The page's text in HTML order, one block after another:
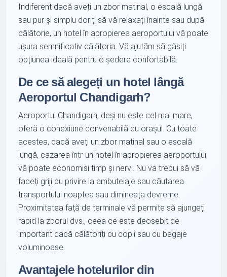
Indiferent dacă aveți un zbor matinal, o escală lungă
sau pur și simplu doriți să vă relaxați înainte sau după
călătorie, un hotel în apropierea aeroportului vă poate
ușura semnificativ călătoria. Vă ajutăm să găsiți
opțiunea ideală pentru o ședere confortabilă.
De ce să alegeți un hotel lângă
Aeroportul Chandigarh?
Aeroportul Chandigarh, deși nu este cel mai mare,
oferă o conexiune convenabilă cu orașul. Cu toate
acestea, dacă aveți un zbor matinal sau o escală
lungă, cazarea într-un hotel în apropierea aeroportului
vă poate economisi timp și nervi. Nu va trebui să vă
faceți griji cu privire la ambuteiaje sau căutarea
transportului noaptea sau dimineața devreme.
Proximitatea față de terminale vă permite să ajungeți
rapid la zborul dvs., ceea ce este deosebit de
important dacă călătoriți cu copii sau cu bagaje
voluminoase.
Avantajele hotelurilor din